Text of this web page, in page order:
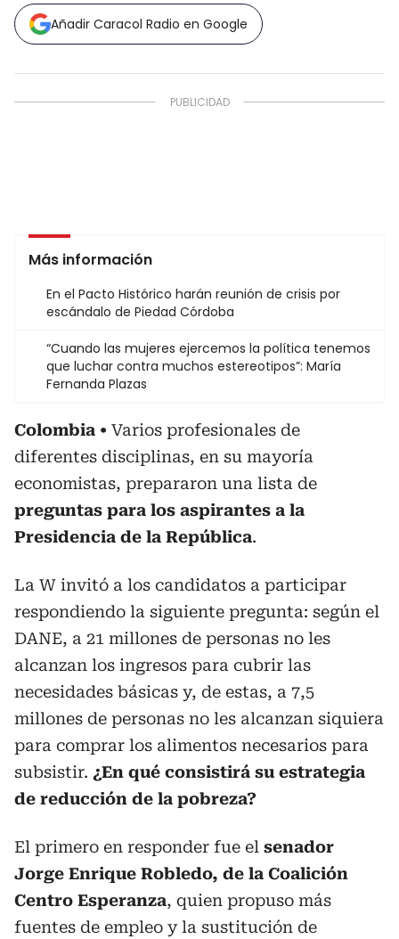
Añadir Caracol Radio en Google
Más información
En el Pacto Histórico harán reunión de crisis por
escándalo de Piedad Córdoba
“Cuando las mujeres ejercemos la política tenemos
que luchar contra muchos estereotipos”: María
Fernanda Plazas
Colombia
Varios profesionales de
diferentes disciplinas, en su mayoría
economistas, prepararon una lista de
preguntas para los aspirantes a la
Presidencia de la República.
La W invitó a los candidatos a participar
respondiendo la siguiente pregunta: según el
DANE, a 21 millones de personas no les
alcanzan los ingresos para cubrir las
necesidades básicas y, de estas, a 7,5
millones de personas no les alcanzan siquiera
para comprar los alimentos necesarios para
subsistir. ¿En qué consistirá su estrategia
de reducción de la pobreza?
El primero en responder fue el senador
Jorge Enrique Robledo, de la Coalición
Centro Esperanza, quien propuso más
fuentes de empleo y la sustitución de